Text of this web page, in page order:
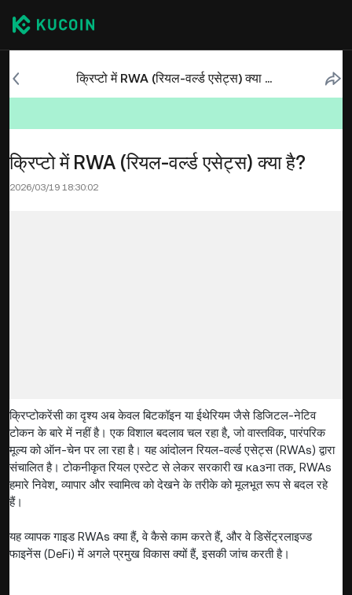
क्रिप्टो में RWA (रियल-वर्ल्ड एसेट्स) क्या है?
क्रिप्टो में RWA (रियल-वर्ल्ड एसेट्स) क्या है?
2026/03/19 18:30:02
क्रिप्टोकरेंसी का दृश्य अब केवल बिटकॉइन या ईथेरियम जैसे डिजिटल-नेटिव
टोकन के बारे में नहीं है। एक विशाल बदलाव चल रहा है, जो वास्तविक, पारंपरिक
मूल्य को ऑन-चेन पर ला रहा है। यह आंदोलन रियल-वर्ल्ड एसेट्स (RWAs) द्वारा
संचालित है। टोकनीकृत रियल एस्टेट से लेकर सरकारी ख казना तक, RWAs
हमारे निवेश, व्यापार और स्वामित्व को देखने के तरीके को मूलभूत रूप से बदल रहे
हैं।
यह व्यापक गाइड RWAs क्या हैं, वे कैसे काम करते हैं, और वे डिसेंट्रलाइज्ड
फाइनेंस (DeFi) में अगले प्रमुख विकास क्यों हैं, इसकी जांच करती है।